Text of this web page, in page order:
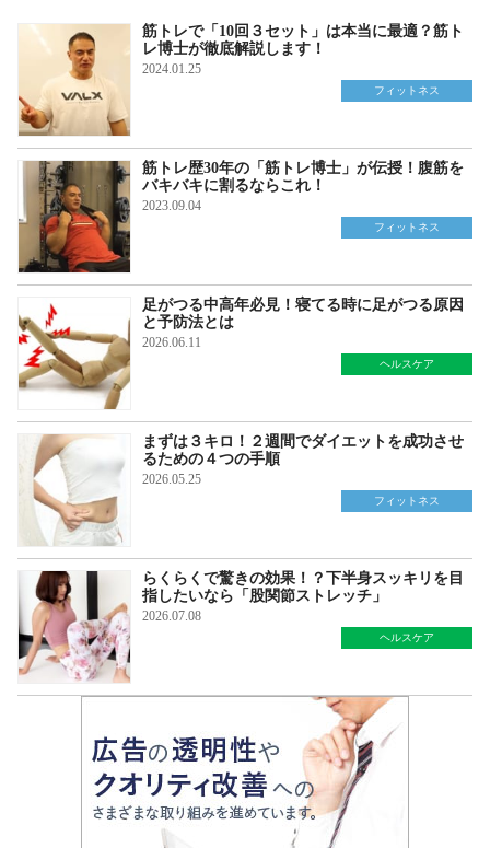
筋トレで「10回３セット」は本当に最適？筋ト
レ博士が徹底解説します！
2024.01.25
フィットネス
筋トレ歴30年の「筋トレ博士」が伝授！腹筋を
バキバキに割るならこれ！
2023.09.04
フィットネス
足がつる中高年必見！寝てる時に足がつる原因
と予防法とは
2026.06.11
ヘルスケア
まずは３キロ！２週間でダイエットを成功させ
るための４つの手順
2026.05.25
フィットネス
らくらくで驚きの効果！？下半身スッキリを目
指したいなら「股関節ストレッチ」
2026.07.08
ヘルスケア